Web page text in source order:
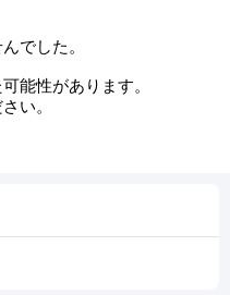
でした。
能性があります。
い。